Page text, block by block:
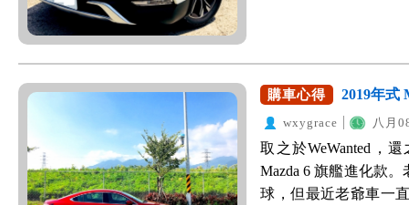
-WeWanted購車好幫
到，當然業務也是很
上市，問了三位業
WeWanted推薦的這
理了我很多疑慮，也
他買，保險也給業務
方便，好的業務就是
撐性滿好的，在山區
夠，長途開車比較不
還有Sport的字樣。
起來的感覺不同，
膝部空間還滿寬敞舒
車。 這個月相處下來
十速換檔)，透過一個
覺很快速，起步時
動，跟過往CVT起步
那樣直接快速的反應
多維持在二千轉以
第一囉！ 經由業務介
來三點式安全帶是
幅減少車禍的傷亡。
多的安全科技輔助技
也致力於打造舒適的
頂級音響(下文會詳細
當初會購買的原因：
的。個人本身沒有品
要雙B不可。 這次下
Q30熱賣款一樣，要
力！幫我喬到，很快
如果你認真比較一下
購車心得 2019年式
wxygrace 八月
取之於WeWanted，
Mazda 6 旗艦進化款
球，但最近老爺車一